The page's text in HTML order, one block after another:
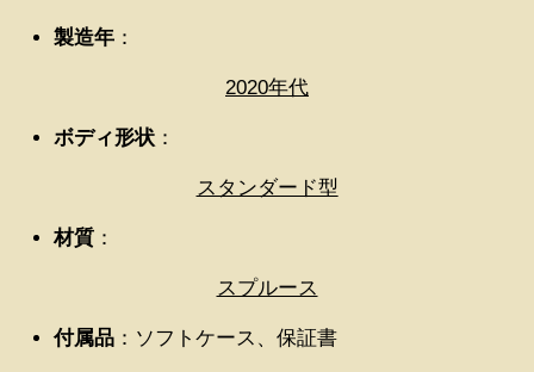
製造年：
2020年代
ボディ形状：
スタンダード型
材質：
スプルース
付属品：ソフトケース、保証書